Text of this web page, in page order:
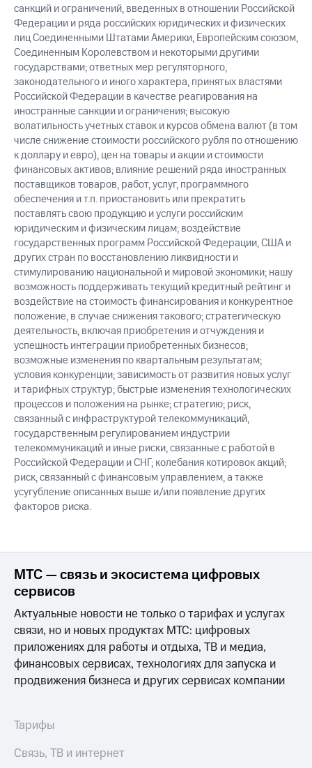
санкций и ограничений, введенных в отношении Российской
Федерации и ряда российских юридических и физических
лиц Соединенными Штатами Америки, Европейским союзом,
Соединенным Королевством и некоторыми другими
государствами; ответных мер регуляторного,
законодательного и иного характера, принятых властями
Российской Федерации в качестве реагирования на
иностранные санкции и ограничения; высокую
волатильность учетных ставок и курсов обмена валют (в том
числе снижение стоимости российского рубля по отношению
к доллару и евро), цен на товары и акции и стоимости
финансовых активов; влияние решений ряда иностранных
поставщиков товаров, работ, услуг, программного
обеспечения и т.п. приостановить или прекратить
поставлять свою продукцию и услуги российским
юридическим и физическим лицам; воздействие
государственных программ Российской Федерации, США и
других стран по восстановлению ликвидности и
стимулированию национальной и мировой экономики; нашу
возможность поддерживать текущий кредитный рейтинг и
воздействие на стоимость финансирования и конкурентное
положение, в случае снижения такового; стратегическую
деятельность, включая приобретения и отчуждения и
успешность интеграции приобретенных бизнесов;
возможные изменения по квартальным результатам;
условия конкуренции; зависимость от развития новых услуг
и тарифных структур; быстрые изменения технологических
процессов и положения на рынке; стратегию; риск,
связанный с инфраструктурой телекоммуникаций,
государственным регулированием индустрии
телекоммуникаций и иные риски, связанные с работой в
Российской Федерации и СНГ; колебания котировок акций;
риск, связанный с финансовым управлением, а также
усугубление описанных выше и/или появление других
факторов риска.
МТС — связь и экосистема цифровых
сервисов
Актуальные новости не только о тарифах и услугах
связи, но и новых продуктах МТС: цифровых
приложениях для работы и отдыха, ТВ и медиа,
финансовых сервисах, технологиях для запуска и
продвижения бизнеса и других сервисах компании
Тарифы
Связь, ТВ и интернет